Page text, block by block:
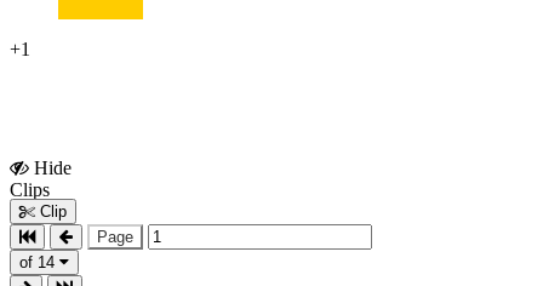
+1
Hide
Clips
Clip
Page
of 14